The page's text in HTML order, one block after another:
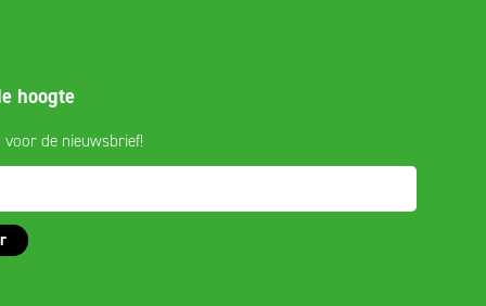
hoogte
voor de nieuwsbrief!